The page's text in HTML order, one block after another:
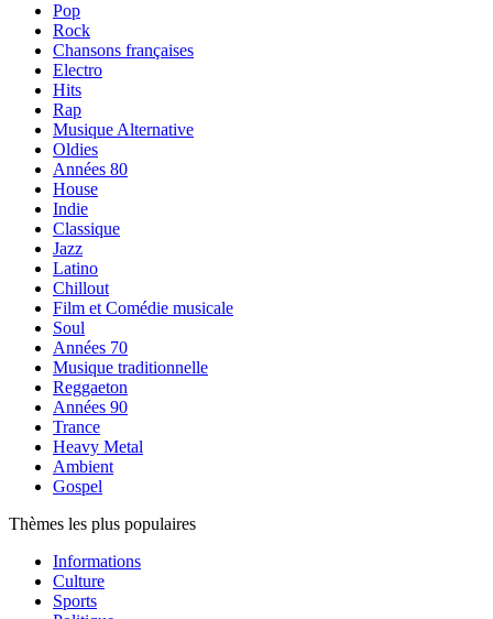
Pop
Rock
Chansons françaises
Electro
Hits
Rap
Musique Alternative
Oldies
Années 80
House
Indie
Classique
Jazz
Latino
Chillout
Film et Comédie musicale
Soul
Années 70
Musique traditionnelle
Reggaeton
Années 90
Trance
Heavy Metal
Ambient
Gospel
Thèmes les plus populaires
Informations
Culture
Sports